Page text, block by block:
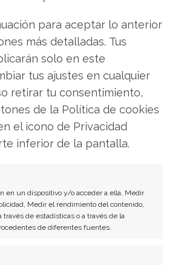
para aceptar lo anterior
más detalladas. Tus
solo en este
tus ajustes en cualquier
retirar tu consentimiento,
de la Política de cookies
el icono de Privacidad
inferior de la pantalla.
en un dispositivo y/o acceder a ella, Medir
Medir el rendimiento del contenido,
de estadísticas o a través de la
de diferentes fuentes.
artículo
Twitter
Facebook
LinkedIn
Copiar enlace